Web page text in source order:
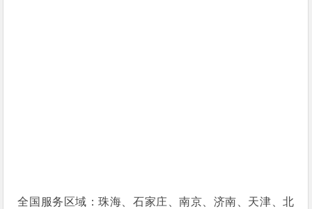
全国服务区域：珠海、石家庄、南京、济南、天津、北